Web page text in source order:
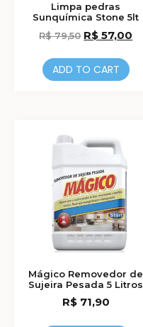
Limpa pedras
Sunquímica Stone 5lt
R$79,50 R$ 57,00
ADD TO CART
Mágico Removedor de
Sujeira Pesada 5 Litros
R$71,90